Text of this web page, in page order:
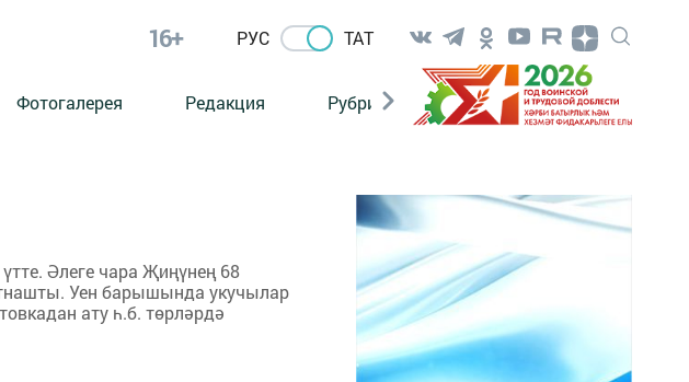
16+ РУС ТАТ
Фотогалерея Редакция Рубрикалар
Әлеге чара Җиңүнең 68
Уен барышында укучылар
ату һ.б. төрләрдә